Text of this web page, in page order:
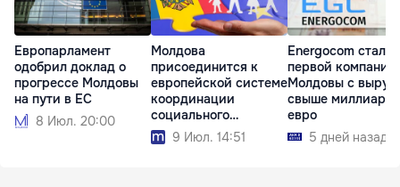
Европарламент
одобрил доклад о
прогрессе Молдовы
на пути в ЕС
8 Июл. 20:00
Молдова
присоединится к
европейской системе
координации
социального
обеспечения
9 Июл. 14:51
Energocom стала
первой
Молдовы с
свыше миллиарда
евро
5 дней назад